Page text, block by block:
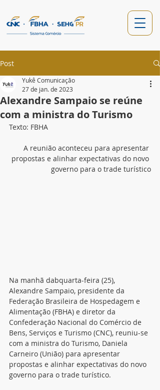
Post
Alexandre Sampaio se reúne
com a ministra do Turismo
Yukê Comunicação
27 de jan. de 2023
Texto: FBHA
A reunião aconteceu para apresentar
propostas e alinhar expectativas do novo
governo para o trade turístico
Na manhã dabquarta-feira (25),
Alexandre Sampaio, presidente da
Federação Brasileira de Hospedagem e
Alimentação (FBHA) e diretor da
Confederação Nacional do Comércio de
Bens, Serviços e Turismo (CNC), reuniu-se
com a ministra do Turismo, Daniela
Carneiro (União) para apresentar
propostas e alinhar expectativas do novo
governo para o trade turístico.